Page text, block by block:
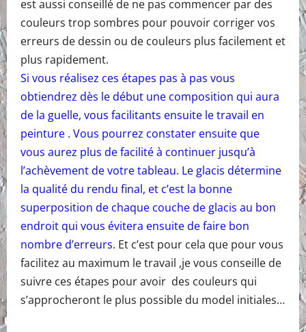
est aussi conseillé de ne pas commencer par des
couleurs trop sombres pour pouvoir corriger vos
erreurs de dessin ou de couleurs plus facilement et
plus rapidement.
Si vous réalisez ces étapes pas à pas vous
obtiendrez dès le début une composition qui aura
de la guelle, vous facilitants ensuite le travail en
peinture . Vous pourrez constater ensuite que
vous aurez plus de facilité à continuer jusqu’à
l’achèvement de votre tableau. Le glacis détermine
la qualité du rendu final, et c’est la bonne
superposition de chaque couche de glacis au bon
endroit qui vous évitera ensuite de faire bon
nombre d’erreurs. Et c’est pour cela que pour vous
facilitez au maximum le travail ,je vous conseille de
suivre ces étapes pour avoir des couleurs qui
s’approcheront le plus possible du model initiales…